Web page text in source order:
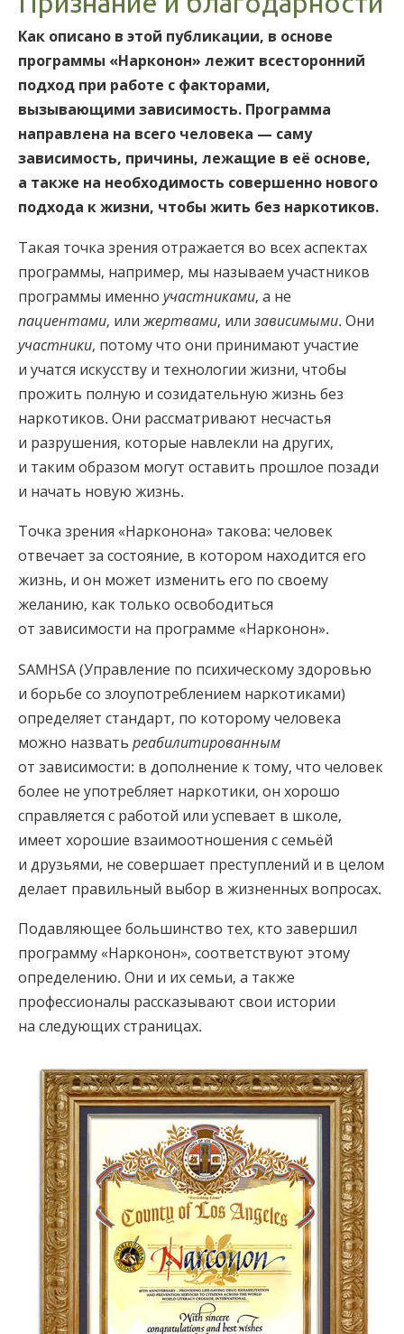
Непальский
Арабский
Украинский
Как описано в этой публикации, в основе
программы «Нарконон» лежит всесторонний
подход при работе с факторами,
вызывающими зависимость. Программа
направлена на всего человека — саму
зависимость, причины, лежащие в её основе,
а также на необходимость совершенно нового
подхода к жизни, чтобы жить без наркотиков.
Такая точка зрения отражается во всех аспектах
программы, например, мы называем участников
программы именно участниками, а не
пациентами, илижертвами, или зависимыми. Они
участники, потому что они принимают участие
и учатся искусству и технологии жизни, чтобы
прожить полную и созидательную жизнь без
наркотиков. Они рассматривают несчастья
и разрушения, которые навлекли на других,
и таким образом могут оставить прошлое позади
и начать новую жизнь.
Точка зрения «Нарконона» такова: человек
отвечает за состояние, в котором находится его
жизнь, и он может изменить его по своему
желанию, как только освободиться
от зависимости на программе «Нарконон».
SAMHSA (Управление по психическому здоровью
и борьбе со злоупотреблением наркотиками)
определяет стандарт, по которому человека
можно назвать реабилитированным
от зависимости: в дополнение к тому, что человек
более не употребляет наркотики, он хорошо
справляется с работой или успевает в школе,
имеет хорошие взаимоотношения с семьёй
и друзьями, не совершает преступлений и в целом
делает правильный выбор в жизненных вопросах.
Подавляющее большинство тех, кто завершил
программу «Нарконон», соответствуют этому
определению. Они и их семьи, а также
профессионалы рассказывают свои истории
на следующих страницах.